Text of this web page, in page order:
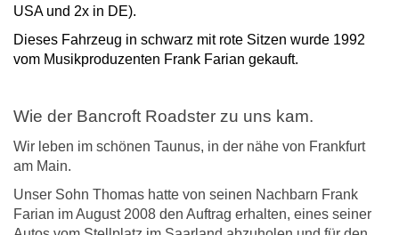
USA und 2x in DE).
Dieses Fahrzeug in schwarz mit rote Sitzen wurde 1992
vom Musikproduzenten Frank Farian gekauft.
Wie der Bancroft Roadster zu uns kam.
Wir leben im schönen Taunus, in der nähe von Frankfurt
am Main.
Unser Sohn Thomas hatte von seinen Nachbarn Frank
Farian im August 2008 den Auftrag erhalten, eines seiner